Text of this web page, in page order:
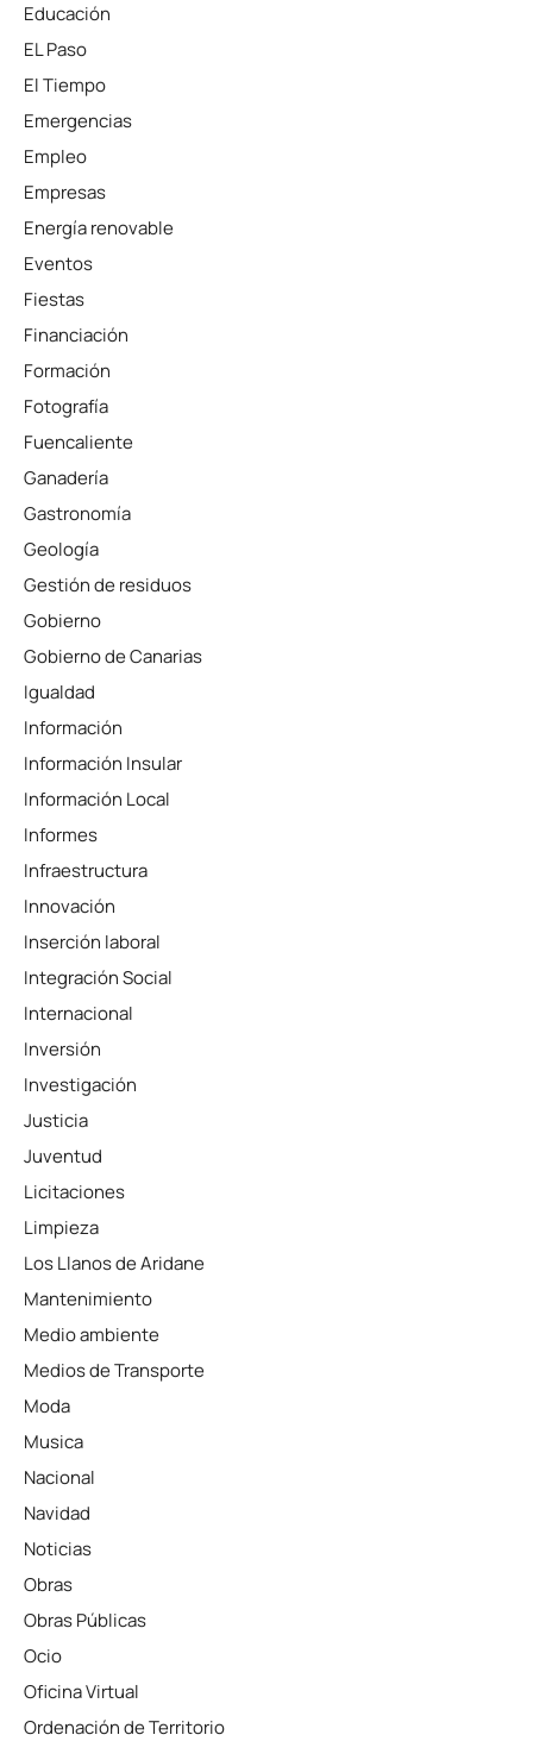
Educación
EL Paso
El Tiempo
Emergencias
Empleo
Empresas
Energía renovable
Eventos
Fiestas
Financiación
Formación
Fotografía
Fuencaliente
Ganadería
Gastronomía
Geología
Gestión de residuos
Gobierno
Gobierno de Canarias
Igualdad
Información
Información Insular
Información Local
Informes
Infraestructura
Innovación
Inserción laboral
Integración Social
Internacional
Inversión
Investigación
Justicia
Juventud
Licitaciones
Limpieza
Los Llanos de Aridane
Mantenimiento
Medio ambiente
Medios de Transporte
Moda
Musica
Nacional
Navidad
Noticias
Obras
Obras Públicas
Ocio
Oficina Virtual
Ordenación de Territorio